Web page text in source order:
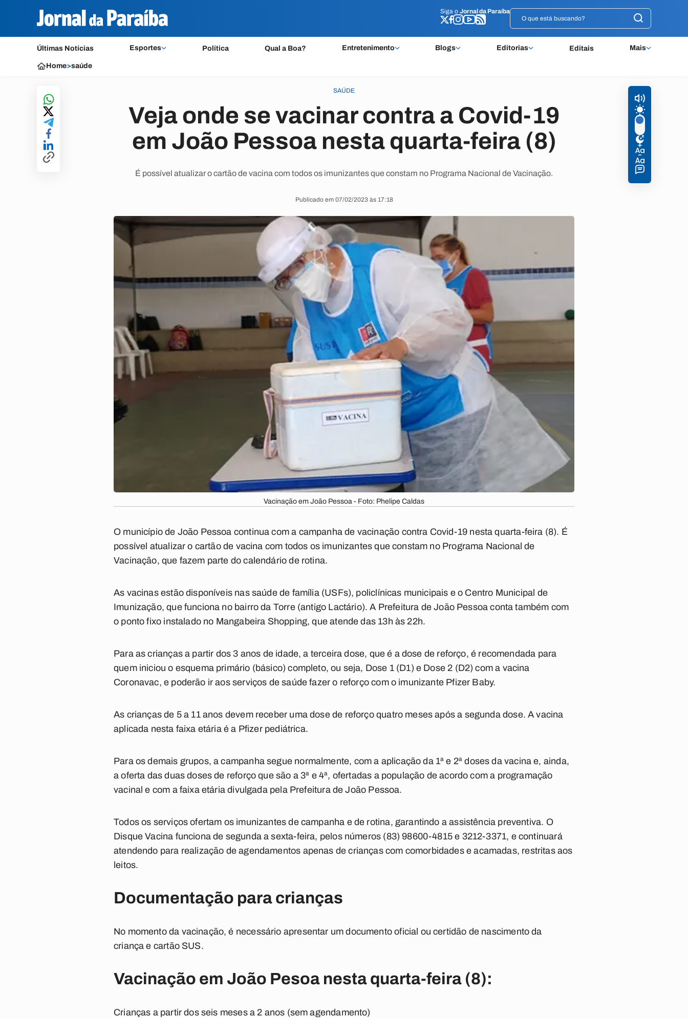
Siga o Jornal da Paraíba
Últimas Notícias Esportes Política Qual a Boa? Entretenimento Blogs Editorias Editais Mais
Siga o Jornal da Paraíba
Home>saúde
SAÚDE
Veja onde se vacinar contra a Covid-19
em João Pessoa nesta quarta-feira (8)
É possível atualizar o cartão de vacina com todos os imunizantes que constam no Programa Nacional de Vacinação.
Publicado em 07/02/2023 às 17:18
Vacinação em João Pessoa - Foto: Phelipe Caldas
O município de João Pessoa continua com a campanha de vacinação contra Covid-19 nesta quarta-feira (8). É
possível atualizar o cartão de vacina com todos os imunizantes que constam no Programa Nacional de
Vacinação, que fazem parte do calendário de rotina.
As vacinas estão disponíveis nas saúde de família (USFs), policlínicas municipais e o Centro Municipal de
Imunização, que funciona no bairro da Torre (antigo Lactário). A Prefeitura de João Pessoa conta também com
o ponto fixo instalado no Mangabeira Shopping, que atende das 13h às 22h.
Para as crianças a partir dos 3 anos de idade, a terceira dose, que é a dose de reforço, é recomendada para
quem iniciou o esquema primário (básico) completo, ou seja, Dose 1 (D1) e Dose 2 (D2) com a vacina
Coronavac, e poderão ir aos serviços de saúde fazer o reforço com o imunizante Pfizer Baby.
As crianças de 5 a 11 anos devem receber uma dose de reforço quatro meses após a segunda dose. A vacina
aplicada nesta faixa etária é a Pfizer pediátrica.
Para os demais grupos, a campanha segue normalmente, com a aplicação da 1ª e 2ª doses da vacina e, ainda,
a oferta das duas doses de reforço que são a 3ª e 4ª, ofertadas a população de acordo com a programação
vacinal e com a faixa etária divulgada pela Prefeitura de João Pessoa.
Todos os serviços ofertam os imunizantes de campanha e de rotina, garantindo a assistência preventiva. O
Disque Vacina funciona de segunda a sexta-feira, pelos números (83) 98600-4815 e 3212-3371, e continuará
atendendo para realização de agendamentos apenas de crianças com comorbidades e acamadas, restritas aos
leitos.
Documentação para crianças
No momento da vacinação, é necessário apresentar um documento oficial ou certidão de nascimento da
criança e cartão SUS.
Vacinação em João Pesoa nesta quarta-feira (8):
Crianças a partir dos seis meses a 2 anos (sem agendamento)